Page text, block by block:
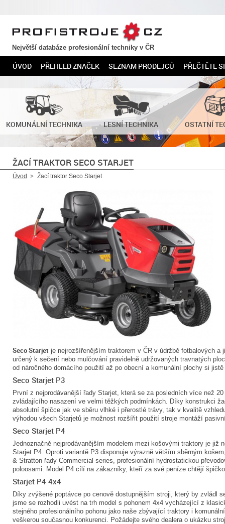
PROFISTROJE.CZ
Největší databáze profesionální techniky v ČR
ÚVOD PŘEHLED ZNAČEK SEZNAM PRODEJCŮ PŘEČTĚTE SI
KOMUNÁLNÍ TECHNIKA LESNÍ TECHNIKA OSTATNÍ
ŽACÍ TRAKTOR SECO STARJET
Úvod Žací traktor Seco Starjet
Seco Starjet je nejrozšířenějším traktorem v ČR v údržbě fotbalových a
určený k sečení nebo mulčování pravidelně udržovaných travnatých
od náročného domácího použití až po obecní a komunální plochy si
Seco Starjet P3
První z nejprodávanější řady Starjet, která se za posledních více než
zvládajícího nasazení ve velmi těžkých podmínkách. Díky konstrukci
absolutní špičce jak ve sběru vlhké i přerostlé trávy, tak v kvalitě
výhodou všech Starjetů je možnost rozšířit použití stroje montáží
Seco Starjet P4
Jednoznačně nejprodávanějším modelem mezi košovými traktory je již
Starjet P4. Oproti variantě P3 disponuje výrazně větším sběrným
& Stratton řady Commercial series, profesionální hydrostatickou
poloosami. Model P4 cílí na zákazníky, kteří za své peníze chtějí
Starjet P4 4x4
Díky zvýšené poptávce po cenově dostupnějším stroji, který by zvládl
jsme se rozhodli uvést na trh model s pohonem 4x4 vycházející z
stejného profesionálního pohonu jako naše zbývající traktory i
veškerou současnou konkurenci. Požádejte svého dealera o ukázku